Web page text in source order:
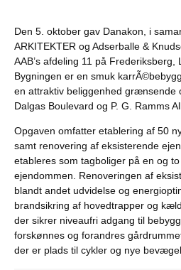
Den 5. oktober gav Danakon, i
ARKITEKTER og Adserballe &
AAB’s afdeling 11 på Frederiksberg,
Bygningen er en smuk
en attraktiv beliggenhed grænsende
Dalgas Boulevard og P. G. Ramms
Opgaven omfatter etablering af 50
samt renovering af eksisterende
etableres som tagboliger på en og
ejendommen. Renoveringen af
blandt andet udvidelse og
brandsikring af hovedtrapper og
der sikrer niveaufri adgang til
forskønnes og forandres
der er plads til cykler og nye